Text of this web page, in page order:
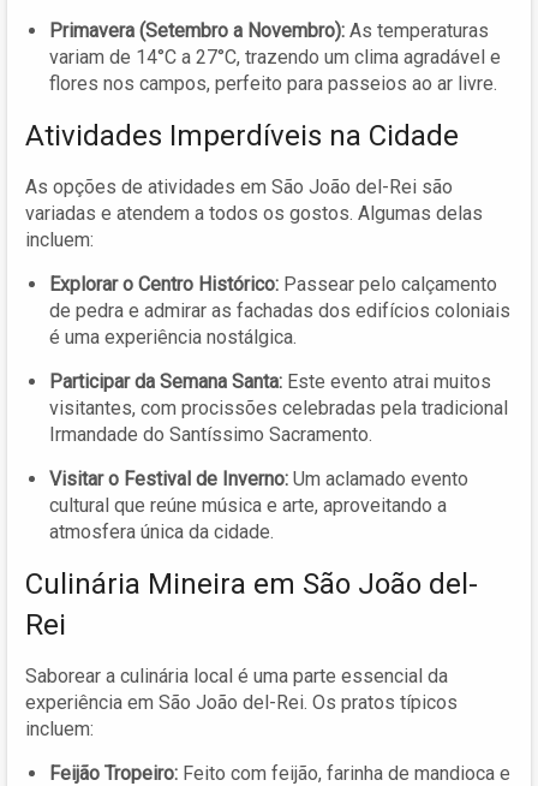
Primavera (Setembro a Novembro): As temperaturas
variam de 14°C a 27°C, trazendo um clima agradável e
flores nos campos, perfeito para passeios ao ar livre.
Atividades Imperdíveis na Cidade
As opções de atividades em São João del-Rei são
variadas e atendem a todos os gostos. Algumas delas
incluem:
Explorar o Centro Histórico: Passear pelo calçamento
de pedra e admirar as fachadas dos edifícios coloniais
é uma experiência nostálgica.
Participar da Semana Santa: Este evento atrai muitos
visitantes, com procissões celebradas pela tradicional
Irmandade do Santíssimo Sacramento.
Visitar o Festival de Inverno: Um aclamado evento
cultural que reúne música e arte, aproveitando a
atmosfera única da cidade.
Culinária Mineira em São João del-
Rei
Saborear a culinária local é uma parte essencial da
experiência em São João del-Rei. Os pratos típicos
incluem:
Feijão Tropeiro: Feito com feijão, farinha de mandioca e